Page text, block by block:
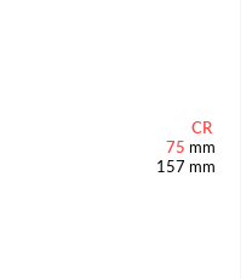
CR
75 mm
157 mm